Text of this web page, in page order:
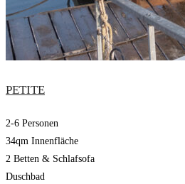
PETITE
2-6 Personen
34qm Innenfläche
2 Betten & Schlafsofa
Duschbad